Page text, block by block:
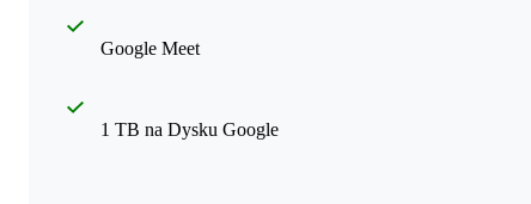
Google Meet
1 TB na Dysku Google